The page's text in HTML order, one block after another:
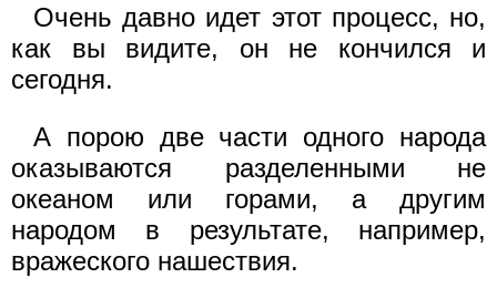
Очень давно идет этот процесс, но,
как вы видите, он не кончился и
сегодня.
А порою две части одного народа
оказываются разделенными не
океаном или горами, а другим
народом в результате, например,
вражеского нашествия.